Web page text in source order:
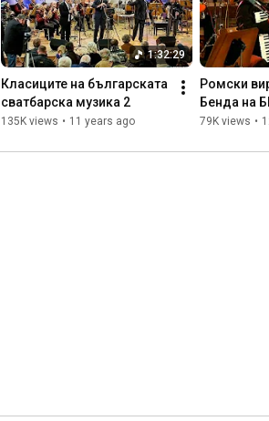
1:32:29
Класиците на българската
сватбарска музика 2
135K views • 11 years ago
Ромски
Бенда на
79K views •